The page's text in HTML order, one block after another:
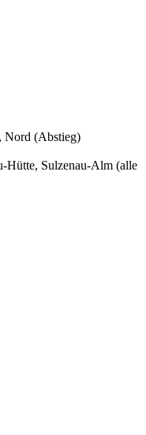
Nord (Abstieg)
Hütte, Sulzenau-Alm (alle